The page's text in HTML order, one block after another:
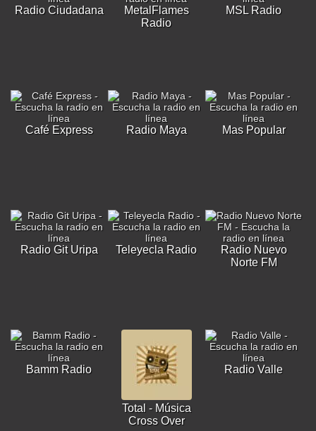
Radio Ciudadana
MetalFlames
Radio
MSL Radio
Café Express Radio Maya Mas Popular
Radio Git Uripa Teleyecla Radio
Radio Nuevo
Norte FM
Bamm Radio
Total - Música
Cross Over
Radio Valle